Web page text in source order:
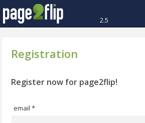
2.5
Registration
Register now for page2flip!
email *